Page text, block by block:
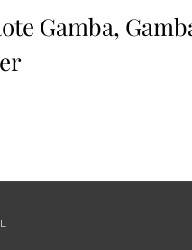
Gamba,
.